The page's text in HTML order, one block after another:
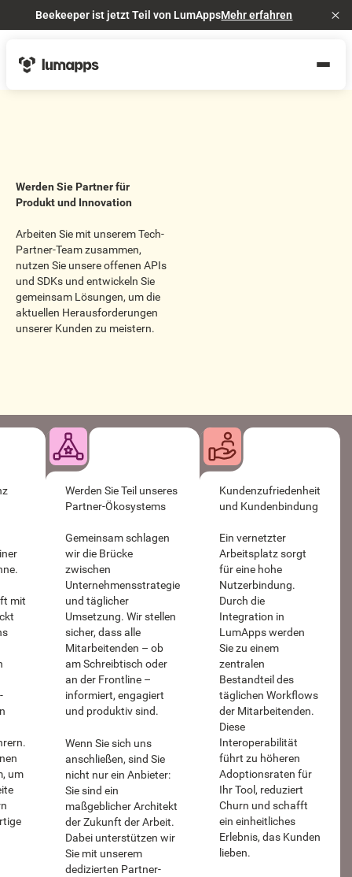
Beekeeper ist jetzt Teil von LumAppsMehr erfahren
Werden Sie Partner für
Produkt und Innovation
Arbeiten Sie mit unserem Tech-
Partner-Team zusammen,
nutzen Sie unsere offenen APIs
und SDKs und entwickeln Sie
gemeinsam Lösungen, um die
aktuellen Herausforderungen
unserer Kunden zu meistern.
mit
um
Werden Sie Teil unseres
Partner-Ökosystems
Gemeinsam schlagen
wir die Brücke
zwischen
Unternehmensstrategie
und täglicher
Umsetzung. Wir stellen
sicher, dass alle
Mitarbeitenden – ob
am Schreibtisch oder
an der Frontline –
informiert, engagiert
und produktiv sind.
Wenn Sie sich uns
anschließen, sind Sie
nicht nur ein Anbieter:
Sie sind ein
maßgeblicher Architekt
der Zukunft der Arbeit.
Dabei unterstützen wir
Sie mit unserem
dedizierten Partner-
Kundenzufriedenheit
und Kundenbindung
Ein vernetzter
Arbeitsplatz sorgt
für eine hohe
Nutzerbindung.
Durch die
Integration in
LumApps werden
Sie zu einem
zentralen
Bestandteil des
täglichen Workflows
der Mitarbeitenden.
Diese
Interoperabilität
führt zu höheren
Adoptionsraten für
Ihr Tool, reduziert
Churn und schafft
ein einheitliches
Erlebnis, das Kunden
lieben.